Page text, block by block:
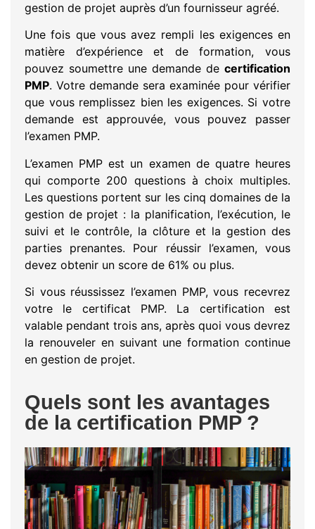
gestion de projet auprès d’un fournisseur agréé.
Une fois que vous avez rempli les exigences en
matière d’expérience et de formation, vous
pouvez soumettre une demande de certification
PMP. Votre demande sera examinée pour vérifier
que vous remplissez bien les exigences. Si votre
demande est approuvée, vous pouvez passer
l’examen PMP.
L’examen PMP est un examen de quatre heures
qui comporte 200 questions à choix multiples.
Les questions portent sur les cinq domaines de la
gestion de projet : la planification, l’exécution, le
suivi et le contrôle, la clôture et la gestion des
parties prenantes. Pour réussir l’examen, vous
devez obtenir un score de 61% ou plus.
Si vous réussissez l’examen PMP, vous recevrez
votre le certificat PMP. La certification est
valable pendant trois ans, après quoi vous devrez
la renouveler en suivant une formation continue
en gestion de projet.
Quels sont les avantages
de la certification PMP ?